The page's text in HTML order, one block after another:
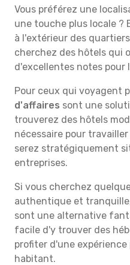
Vous préférez une
une touche plus locale ?
à l'extérieur des
cherchez des hôtels qui
d'excellentes notes pour
Pour ceux qui voyagent
d'affaires sont une
trouverez des hôtels
nécessaire pour
serez stratégiquement
entreprises.
Si vous cherchez
authentique et
sont une alternative
facile d'y trouver des
profiter d'une
habitant.